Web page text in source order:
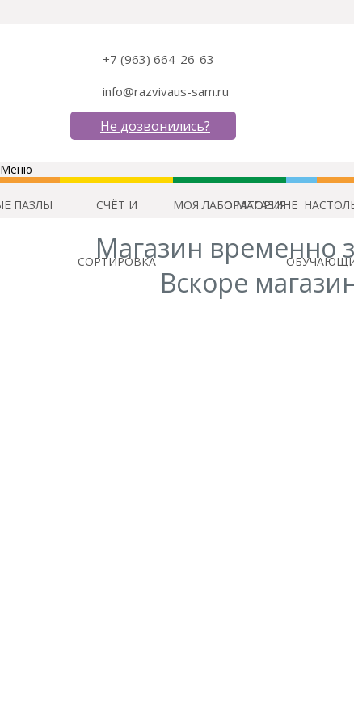
+7 (963) 664-26-63
info@razvivaus-sam.ru
Не дозвонились?
Меню
О МАГАЗИНЕ
ПАЗЛЫ СЧЁТ И
СОРТИРОВКА
МОЯ ЛАБОРАТОРИЯ
Магазин временно
Вскоре